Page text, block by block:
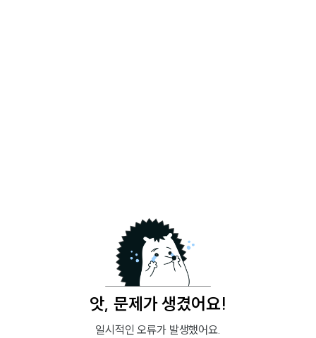
앗, 문제가 생겼어요!
일시적인 오류가 발생했어요.